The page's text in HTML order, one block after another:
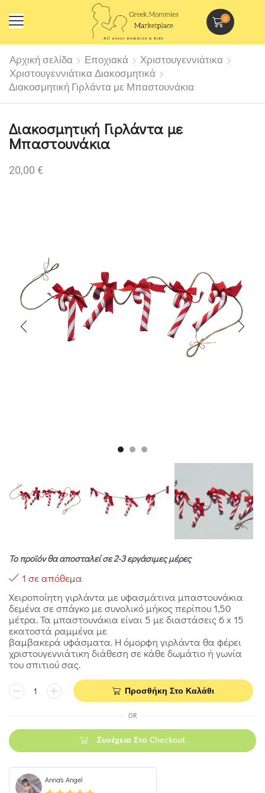
0
Αρχική σελίδα Εποχιακά
Χριστουγεννιάτικα
Χριστουγεννιάτικα Διακοσμητικά
Διακοσμητική Γιρλάντα με Μπαστουνάκια
Διακοσμητική Γιρλάντα με
Μπαστουνάκια
20,00 €
Το προϊόν θα αποσταλεί σε 2-3 εργάσιμες μέρες
1 σε απόθεμα
Χειροποίητη γιρλάντα με υφασμάτινα μπαστουνάκια
δεμένα σε σπάγκο με συνολικό μήκος περίπου 1,50
μέτρα. Τα μπαστουνάκια είναι 5 με διαστάσεις 6 x 15
εκατοστά ραμμένα με
βαμβακερά υφάσματα. Η όμορφη γιρλάντα θα φέρει
χριστουγεννιάτικη διάθεση σε κάθε δωμάτιο ή γωνία
του σπιτιού σας.
Προσθήκη Στο Καλάθι
OR
Συνέχεια Στο Checkout
Anna's Angel